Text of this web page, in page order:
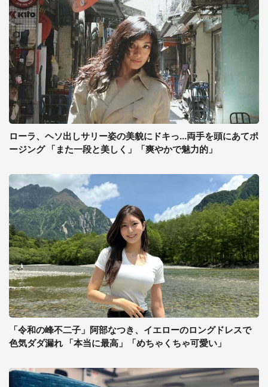
ローラ、ヘソ出しサリー姿の美貌にドキっ...両手を頭にあてポ
ージング 「また一段と美しく」「爽やかで魅力的」
「令和の峰不二子」阿部なつき、イエローのロングドレスで
色気ダダ漏れ 「本当に最高」「めちゃくちゃ可愛い」